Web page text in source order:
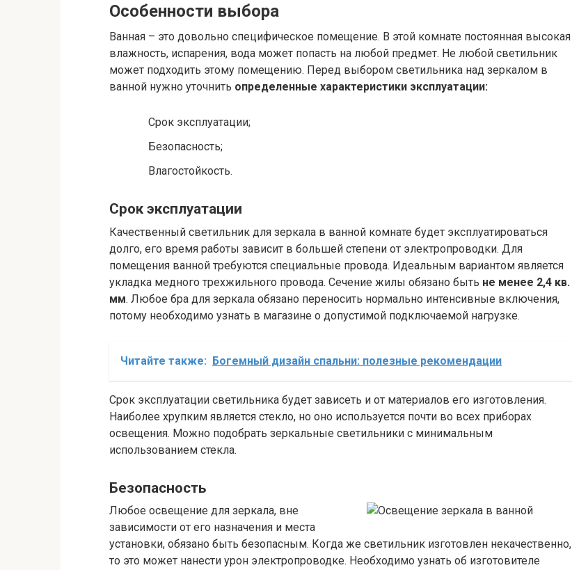
Особенности выбора
Ванная – это довольно специфическое помещение. В этой комнате постоянная высокая
влажность, испарения, вода может попасть на любой предмет. Не любой светильник
может подходить этому помещению. Перед выбором светильника над зеркалом в
ванной нужно уточнить определенные характеристики эксплуатации:
Срок эксплуатации;
Безопасность;
Влагостойкость.
Срок эксплуатации
Качественный светильник для зеркала в ванной комнате будет эксплуатироваться
долго, его время работы зависит в большей степени от электропроводки. Для
помещения ванной требуются специальные провода. Идеальным вариантом является
укладка медного трехжильного провода. Сечение жилы обязано быть не менее 2,4 кв.
мм. Любое бра для зеркала обязано переносить нормально интенсивные включения,
потому необходимо узнать в магазине о допустимой подключаемой нагрузке.
Читайте также: Богемный дизайн спальни: полезные рекомендации
Срок эксплуатации светильника будет зависеть и от материалов его изготовления.
Наиболее хрупким является стекло, но оно используется почти во всех приборах
освещения. Можно подобрать зеркальные светильники с минимальным
использованием стекла.
Безопасность
Любое освещение для зеркала, вне
зависимости от его назначения и места
установки, обязано быть безопасным. Когда же светильник изготовлен некачественно,
то это может нанести урон электропроводке. Необходимо узнать об изготовителе